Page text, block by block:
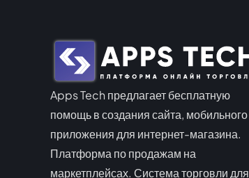
Apps Tech предлагает бесплатную
помощь в создания сайта, мобильного
приложения для интернет-магазина.
Платформа по продажам на
маркетплейсах. Система торговли для